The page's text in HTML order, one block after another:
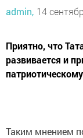
admin, 14
Приятно, что
развивается и
Таким мнением